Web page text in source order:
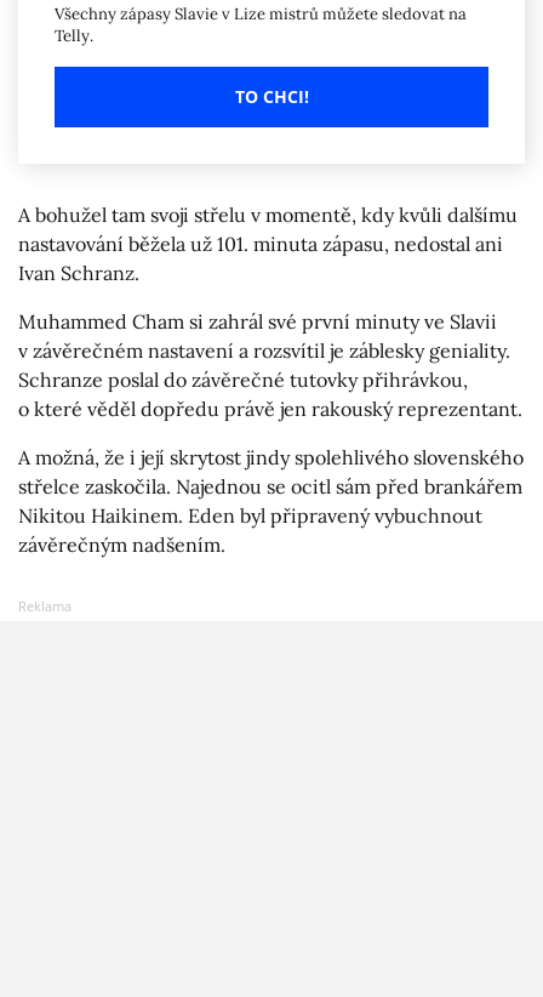
Všechny zápasy Slavie v Lize mistrů můžete sledovat na
Telly.
TO CHCI!
A bohužel tam svoji střelu v momentě, kdy kvůli dalšímu
nastavování běžela už 101. minuta zápasu, nedostal ani
Ivan Schranz.
Muhammed Cham si zahrál své první minuty ve Slavii
v závěrečném nastavení a rozsvítil je záblesky geniality.
Schranze poslal do závěrečné tutovky přihrávkou,
o které věděl dopředu právě jen rakouský reprezentant.
A možná, že i její skrytost jindy spolehlivého slovenského
střelce zaskočila. Najednou se ocitl sám před brankářem
Nikitou Haikinem. Eden byl připravený vybuchnout
závěrečným nadšením.